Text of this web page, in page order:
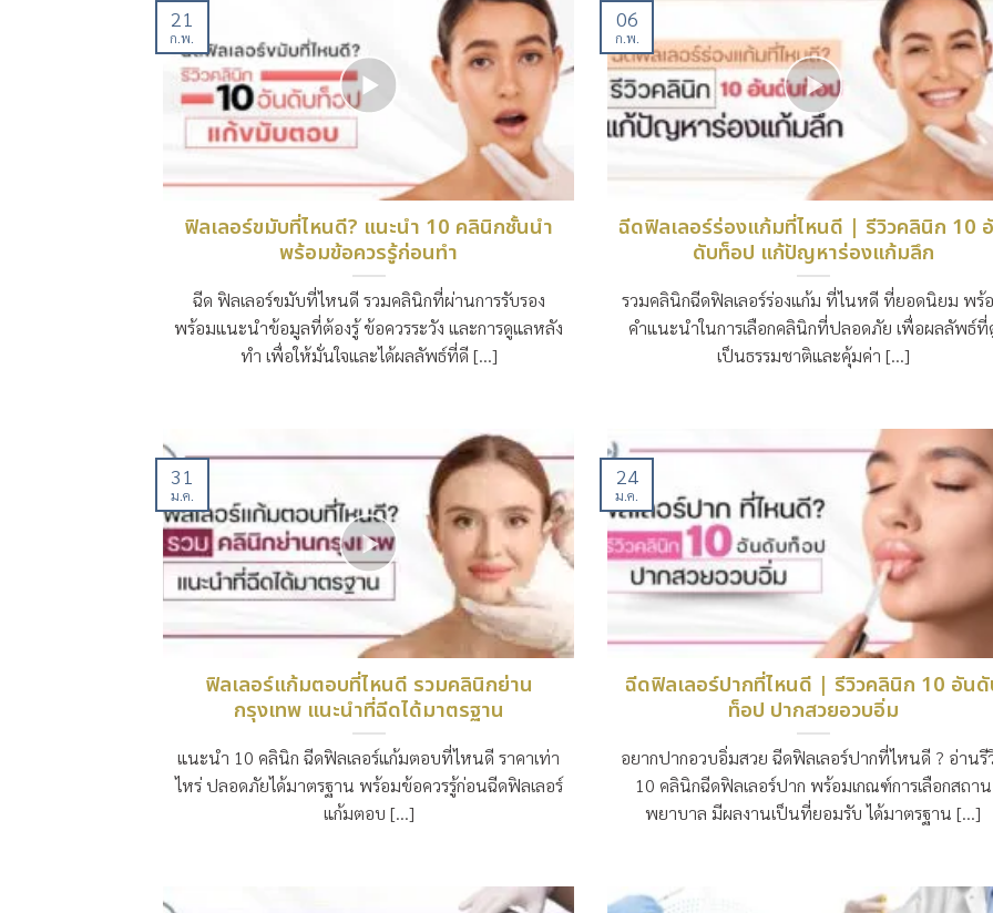
ฟิลเลอร์ขมับที่ไหนดี? แนะนำ 10 คลินิกชั้นนำ
พร้อมข้อควรรู้ก่อนทำ
ฉีด ฟิลเลอร์ขมับที่ไหนดี รวมคลินิกที่ผ่านการรับรอง
พร้อมแนะนำข้อมูลที่ต้องรู้ ข้อควรระวัง และการดูแลหลัง
ทำ เพื่อให้มั่นใจและได้ผลลัพธ์ที่ดี [...]
21
ก.พ.
ฉีดฟิลเลอร์ร่องแก้มที่ไหนดี | รีวิวคลินิก 10
ดับท็อป แก้ปัญหาร่องแก้มลึก
รวมคลินิกฉีดฟิลเลอร์ร่องแก้ม ที่ไนหดี ที่ยอดนิยม พร้
คำแนะนำในการเลือกคลินิกที่ปลอดภัย เพื่อผลลัพธ์ที่
เป็นธรรมชาติและคุ้มค่า [...]
06
ก.พ.
ฟิลเลอร์แก้มตอบที่ไหนดี รวมคลินิกย่าน
กรุงเทพ แนะนำที่ฉีดได้มาตรฐาน
แนะนำ 10 คลินิก ฉีดฟิลเลอร์แก้มตอบที่ไหนดี ราคาเท่า
ไหร่ ปลอดภัยได้มาตรฐาน พร้อมข้อควรรู้ก่อนฉีดฟิลเลอร์
แก้มตอบ [...]
31
ม.ค.
ฉีดฟิลเลอร์ปากที่ไหนดี | รีวิวคลินิก 10 อัน
ท็อป ปากสวยอวบอิ่ม
อยากปากอวบอิ่มสวย ฉีดฟิลเลอร์ปากที่ไหนดี ? อ่านรี
10 คลินิกฉีดฟิลเลอร์ปาก พร้อมเกณฑ์การเลือกสถาน
พยาบาล มีผลงานเป็นที่ยอมรับ ได้มาตรฐาน [...]
24
ม.ค.